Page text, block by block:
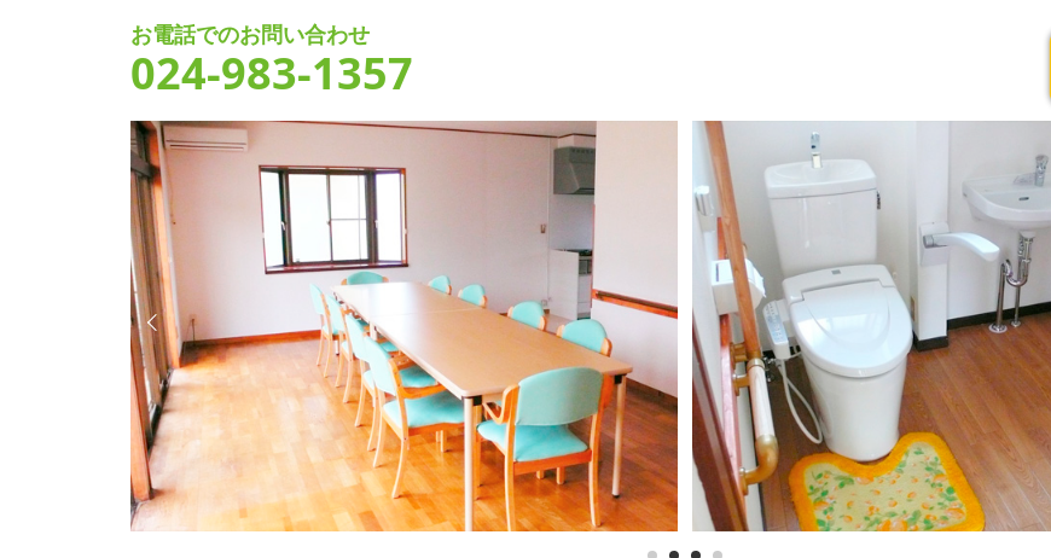
お電話でのお問い合わせ
024-983-1357